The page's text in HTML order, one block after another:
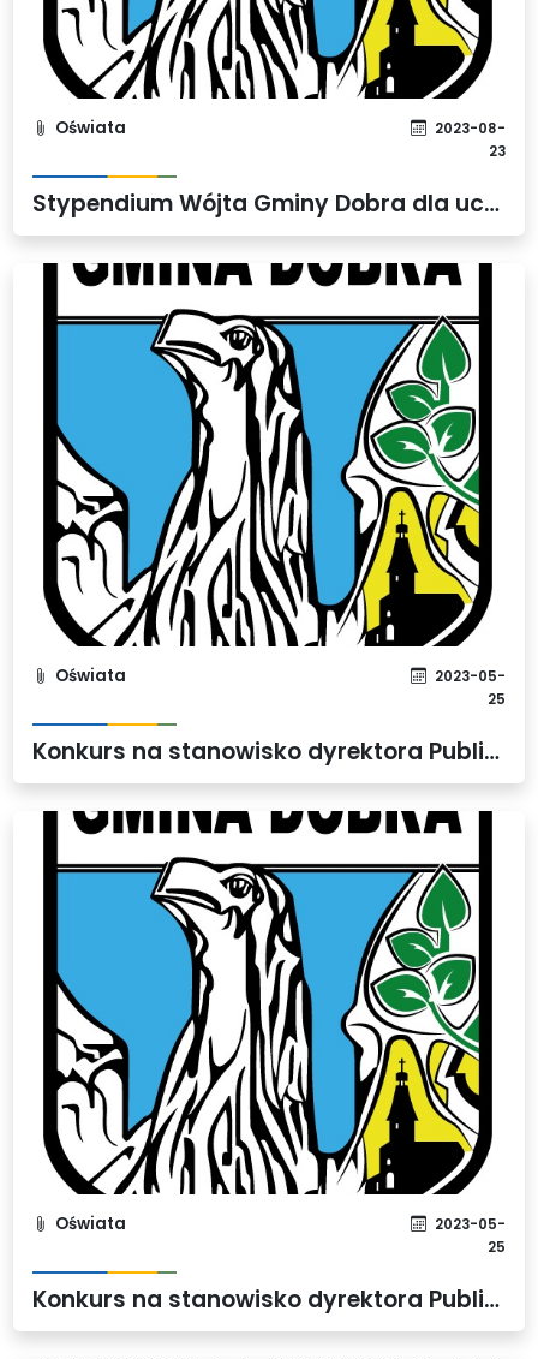
Oświata
2023-08-
23
Stypendium Wójta Gminy Dobra dla uczniów szczególnie zdolnych w roku szkolnym 2022/2023
Oświata
2023-05-
25
Konkurs na stanowisko dyrektora Publicznej Szkoły Podstawowej w Bezrzeczu
Oświata
2023-05-
25
Konkurs na stanowisko dyrektora Publicznej Szkoły Podstawowej w Dołujach